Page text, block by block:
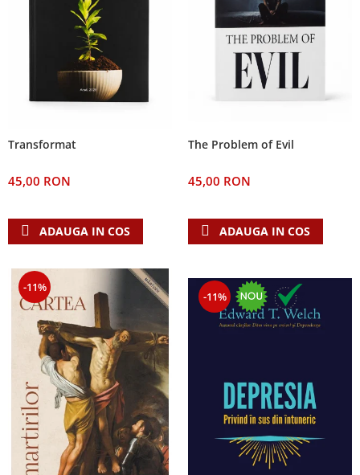
Transformat
45,00 RON
ADAUGA IN COS
The Problem of Evil
45,00 RON
ADAUGA IN COS
-11%
-11%